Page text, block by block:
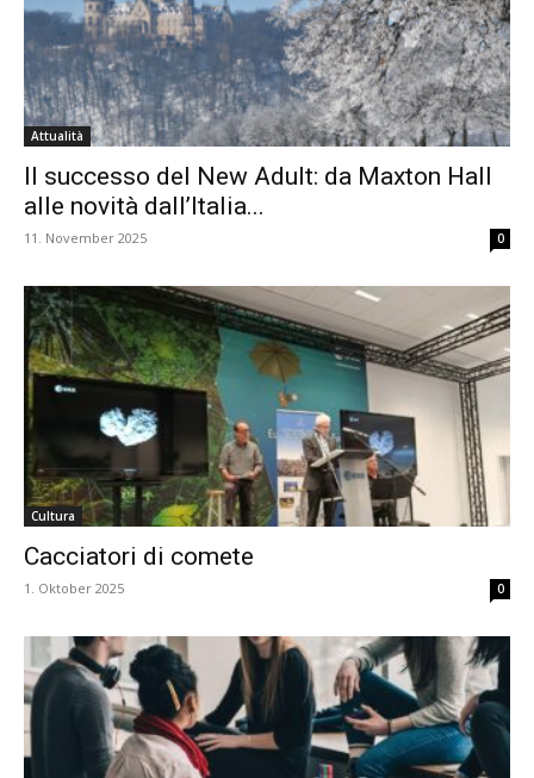
Attualità
Il successo del New Adult: da Maxton Hall
alle novità dall’Italia...
11. November 2025 0
Cultura
Cacciatori di comete
1. Oktober 2025 0